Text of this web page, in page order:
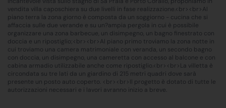
vendita villa caposchiera su due livelli in fase realizzazione.<br><br>Al
piano terra la zona giorno è composta da un soggiorno - cucina che si
affaccia sulle due verande e su un?ampia pergola in cui è possibile
organizzare una zona barbecue, un disimpegno, un bagno finestrato con
doccia e un ripostiglio;<br><br>Al piano primo troviamo la zona notte in
cui troviamo una camera matrimoniale con veranda, un secondo bagno
con doccia, un disimpegno, una cameretta con accesso al balcone e con
cabina armadio utilizzabile anche come ripostiglio.<br><br>La villetta è
circondata su tre lati da un giardino di 215 metri quadri dove sarà
presente un posto auto coperto. <br><br>Il progetto è dotato di tutte le
autorizzazioni necessari e i lavori avranno inizio a breve.